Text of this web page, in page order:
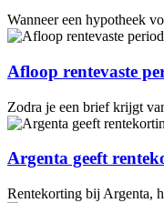
Wanneer een hypotheek
Afloop rentevaste
Zodra je een brief krijgt
Argenta geeft
Rentekorting bij Argenta,